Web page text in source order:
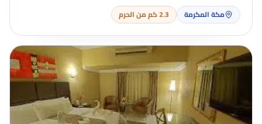
مكة المكرمة 2.3 كم من الحرم